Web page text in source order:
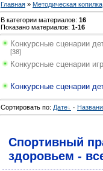
Главная » Методическая копилка
В категории материалов: 16
Показано материалов: 1-16
Конкурсные сценарии
[38]
Конкурсные сценарии
Конкурсные сценарии
Сортировать по: Дате ·
Спортивный
здоровьем -